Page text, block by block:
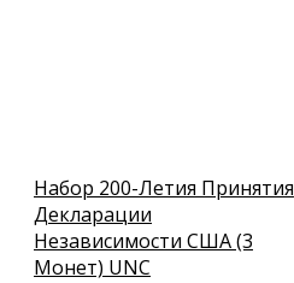
Набор 200-Летия Принятия
Декларации
Независимости США (3
Монет) UNC